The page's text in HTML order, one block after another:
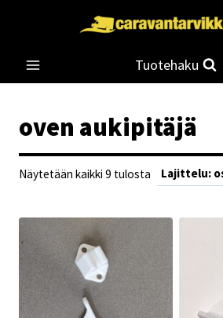
Tuotehaku
oven aukipitäjä
Näytetään kaikki 9 tulosta Suosituimmat